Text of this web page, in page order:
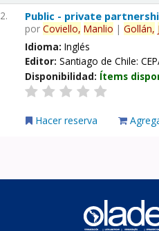
2. Public - private
porCoviello, Manlio |Gollán,
Idioma:Inglés
Editor:Santiago de Chile:
Disponibilidad: Ítems
Hacer reserva